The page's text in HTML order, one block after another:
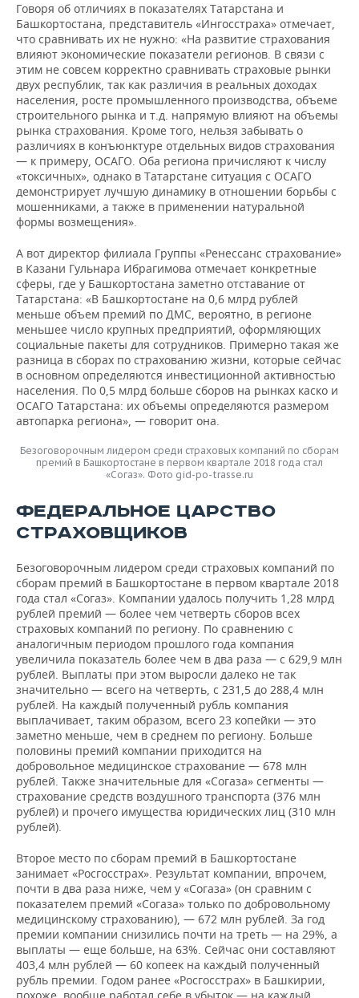
Говоря об отличиях в показателях Татарстана и
Башкортостана, представитель «Ингосстраха» отмечает,
что сравнивать их не нужно: «На развитие страхования
влияют экономические показатели регионов. В связи с
этим не совсем корректно сравнивать страховые рынки
двух республик, так как различия в реальных доходах
населения, росте промышленного производства, объеме
строительного рынка и т.д. напрямую влияют на объемы
рынка страхования. Кроме того, нельзя забывать о
различиях в конъюнктуре отдельных видов страхования
— к примеру, ОСАГО. Оба региона причисляют к числу
«токсичных», однако в Татарстане ситуация с ОСАГО
демонстрирует лучшую динамику в отношении борьбы с
мошенниками, а также в применении натуральной
формы возмещения».
А вот директор филиала Группы «Ренессанс страхование»
в Казани Гульнара Ибрагимова отмечает конкретные
сферы, где у Башкортостана заметно отставание от
Татарстана: «В Башкортостане на 0,6 млрд рублей
меньше объем премий по ДМС, вероятно, в регионе
меньшее число крупных предприятий, оформляющих
социальные пакеты для сотрудников. Примерно такая же
разница в сборах по страхованию жизни, которые сейчас
в основном определяются инвестиционной активностью
населения. По 0,5 млрд больше сборов на рынках каско и
ОСАГО Татарстана: их объемы определяются размером
автопарка региона», — говорит она.
Безоговорочным лидером среди страховых компаний по сборам
премий в Башкортостане в первом квартале 2018 года стал
«Согаз». Фото gid-po-trasse.ru
ФЕДЕРАЛЬНОЕ ЦАРСТВО
СТРАХОВЩИКОВ
Безоговорочным лидером среди страховых компаний по
сборам премий в Башкортостане в первом квартале 2018
года стал «Согаз». Компании удалось получить 1,28 млрд
рублей премий — более чем четверть сборов всех
страховых компаний по региону. По сравнению с
аналогичным периодом прошлого года компания
увеличила показатель более чем в два раза — с 629,9 млн
рублей. Выплаты при этом выросли далеко не так
значительно — всего на четверть, с 231,5 до 288,4 млн
рублей. На каждый полученный рубль компания
выплачивает, таким образом, всего 23 копейки — это
заметно меньше, чем в среднем по региону. Больше
половины премий компании приходится на
добровольное медицинское страхование — 678 млн
рублей. Также значительные для «Согаза» сегменты —
страхование средств воздушного транспорта (376 млн
рублей) и прочего имущества юридических лиц (310 млн
рублей).
Второе место по сборам премий в Башкортостане
занимает «Росгосстрах». Результат компании, впрочем,
почти в два раза ниже, чем у «Согаза» (он сравним с
показателем премий «Согаза» только по добровольному
медицинскому страхованию), — 672 млн рублей. За год
премии компании снизились почти на треть — на 29%, а
выплаты — еще больше, на 63%. Сейчас они составляют
403,4 млн рублей — 60 копеек на каждый полученный
рубль премии. Годом ранее «Росгосстрах» в Башкирии,